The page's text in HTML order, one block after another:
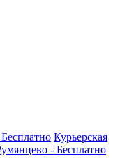
Бесплатно Курьерская
- Бесплатно